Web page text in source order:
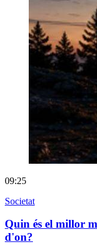
09:25
Societat
Quin és el millor
d'on?